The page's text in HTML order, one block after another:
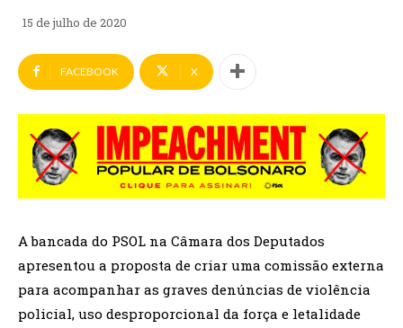
15 de julho de 2020
FACEBOOK X
A bancada do PSOL na Câmara dos Deputados
apresentou a proposta de criar uma comissão externa
para acompanhar as graves denúncias de violência
policial, uso desproporcional da força e letalidade